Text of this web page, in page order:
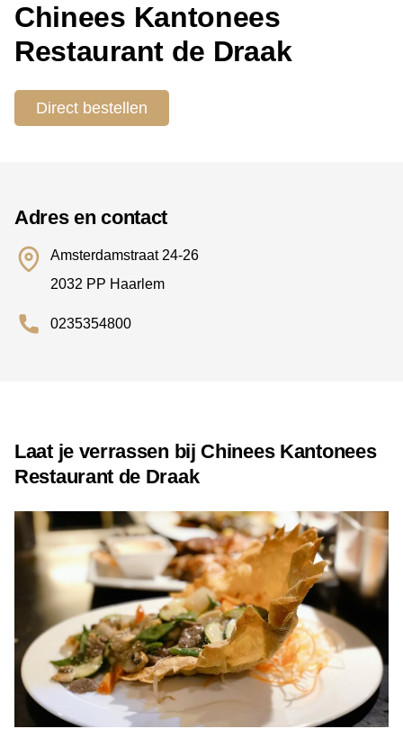
Chinees Kantonees
Restaurant de Draak
Direct bestellen
Adres en contact
Amsterdamstraat 24-26
2032 PP Haarlem
0235354800
Laat je verrassen bij Chinees Kantonees
Restaurant de Draak